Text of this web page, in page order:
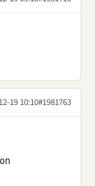
19 10:10#1981763